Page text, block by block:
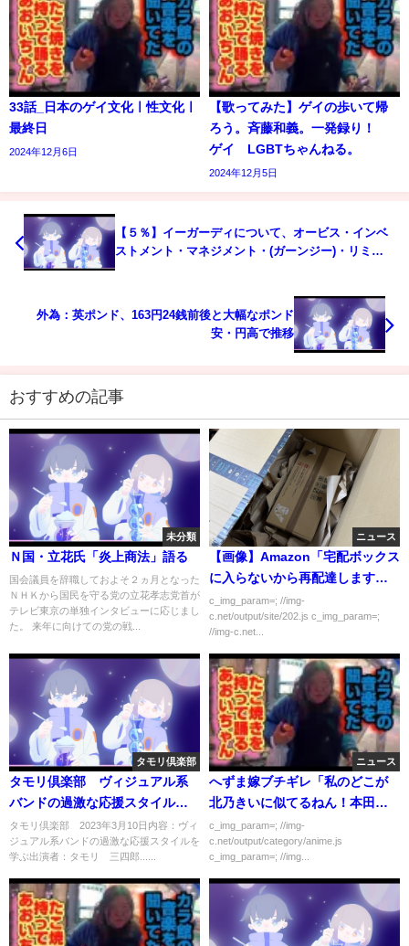
33話_日本のゲイ文化ㅣ性文化ㅣ
最終日
2024年12月6日
【歌ってみた】ゲイの歩いて帰
ろう。斉藤和義。一発録り！
ゲイ LGBTちゃんねる。
2024年12月5日
【５％】イーガーディについて、オービス・インベ
ストメント・マネジメント・(ガーンジー)・リミテ
外為：英ポンド、163円24銭前後と大幅なポンド
安・円高で推移
おすすめの記事
未分類
Ｎ国・立花氏「炎上商法」語る
国会議員を辞職しておよそ２ヵ月となった
ＮＨＫから国民を守る党の立花孝志党首が
テレビ東京の単独インタビューに応じまし
た。 来年に向けての党の戦...
ニュース
【画像】Amazon「宅配ボックス
に入らないから再配達します」
→結果ｗｗｗｗｗ
c_img_param=; //img-
c.net/output/site/202.js c_img_param=;
//img-c.net...
タモリ倶楽部
タモリ倶楽部 ヴィジュアル系
バンドの過激な応援スタイルを
学ぶ 3月10日
タモリ倶楽部 2023年3月10日内容：ヴィ
ジュアル系バンドの過激な応援スタイルを
学ぶ出演者：タモリ 三四郎......
ニュース
へずま嫁ブチギレ「私のどこが
北乃きいに似てるねん！本田翼
やろ？」
c_img_param=; //img-
c.net/output/category/anime.js
c_img_param=; //img...